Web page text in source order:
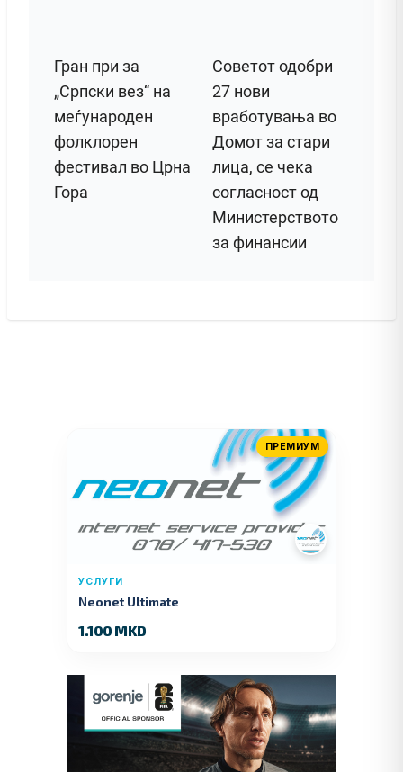
Гран при за
„Српски вез“ на
меѓународен
фолклорен
фестивал во Црна
Гора
Советот одобри
27 нови
вработувања во
Домот за стари
лица, се чека
согласност од
Министерството
за финансии
ПРЕМИУМ
УСЛУГИ
Neonet Ultimate
1.100 MKD